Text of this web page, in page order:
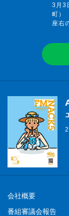
3月3
町）
座右
会社概要
番組審議会報告